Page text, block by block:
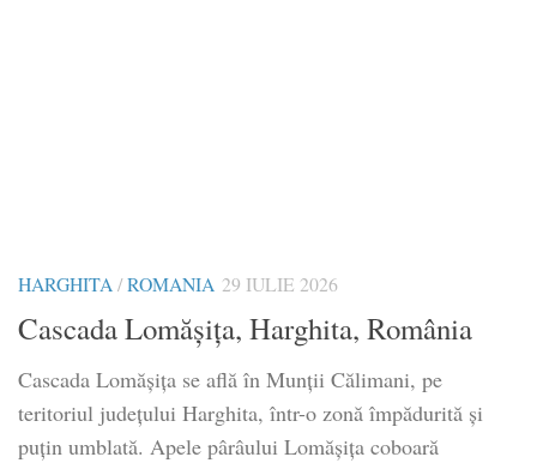
HARGHITA /ROMANIA 29 IULIE 2026
Cascada Lomășița, Harghita, România
Cascada Lomășița se află în Munții Călimani, pe
teritoriul județului Harghita, într-o zonă împădurită și
puțin umblată. Apele pârâului Lomășița coboară